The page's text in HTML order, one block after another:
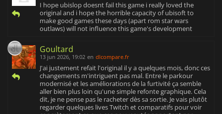
I hope ubislop doesnt fail this game i really loved the
original and i hope the horrible capacity of ubisoft to
make good games these days (apart rom star wars
outlaws) will not influence this game's development
Goultard
13 jun 2026, 19:02 en dlcompare.fr
J'ai justement refait l'original il y a quelques mois, donc ces
changements m'intriguent pas mal. Entre le parkour
modernisé et les améliorations de la furtivité ça semble
aller bien plus loin qu'une simple refonte graphique. Cela
dit, je ne pense pas le racheter dès sa sortie. Je vais plutôt
regarder quelques lives Twitch et comparatifs pour voir